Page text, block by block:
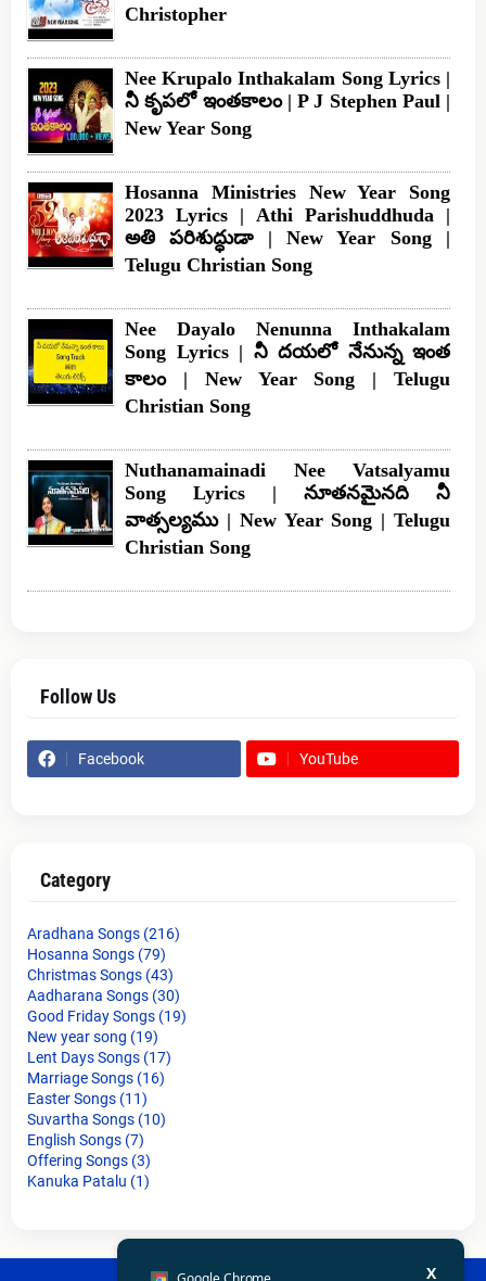
Christopher
Nee Krupalo Inthakalam Song Lyrics |
నీ కృపలో ఇంతకాలం | P J Stephen Paul |
New Year Song
Hosanna Ministries New Year Song
2023 Lyrics | Athi Parishuddhuda |
అతి పరిశుద్ధుడా | New Year Song |
Telugu Christian Song
Nee Dayalo Nenunna Inthakalam
Song Lyrics | నీ దయలో నేనున్న ఇంత
కాలం | New Year Song | Telugu
Christian Song
Nuthanamainadi Nee Vatsalyamu
Song Lyrics | నూతనమైనది నీ
వాత్సల్యము | New Year Song | Telugu
Christian Song
Follow Us
Facebook YouTube
Category
Aradhana Songs (216)
Hosanna Songs (79)
Christmas Songs (43)
Aadharana Songs (30)
Good Friday Songs (19)
New year song (19)
Lent Days Songs (17)
Marriage Songs (16)
Easter Songs (11)
Suvartha Songs (10)
English Songs (7)
Offering Songs (3)
Kanuka Patalu (1)
X